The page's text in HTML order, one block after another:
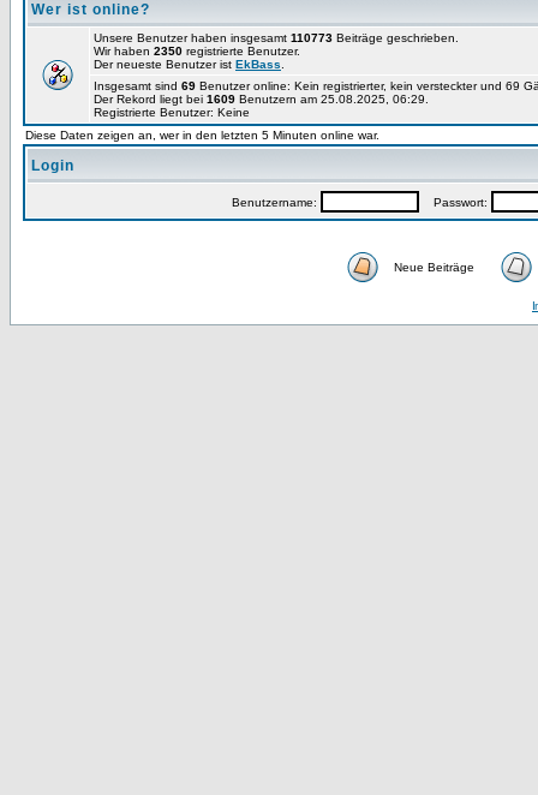
Wer ist online?
Unsere Benutzer haben insgesamt 110773 Beiträge geschrieben.
Wir haben 2350 registrierte Benutzer.
Der neueste Benutzer ist EkBass
Insgesamt sind 69 Benutzer online: Kein registrierter, kein versteckter und 69
Der Rekord liegt bei 1609 Benutzern am 25.08.2025, 06:29.
Registrierte Benutzer: Keine
Diese Daten zeigen an, wer in den letzten 5 Minuten online war.
Login
Benutzername: Passwort:
Neue Beiträge